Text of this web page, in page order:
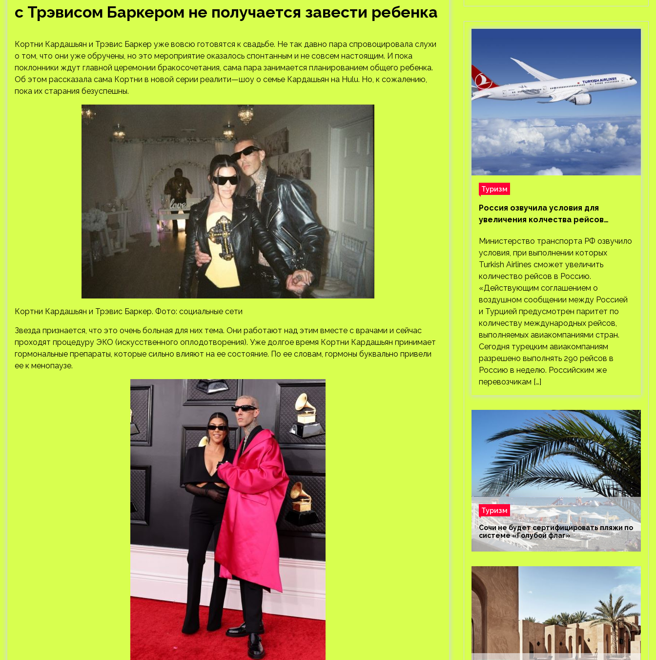
с Трэвисом Баркером не получается завести ребенка
Кортни Кардашьян и Трэвис Баркер уже вовсю готовятся к свадьбе. Не так давно пара спровоцировала слухи
о том, что они уже обручены, но это мероприятие оказалось спонтанным и не совсем настоящим. И пока
поклонники ждут главной церемонии бракосочетания, сама пара занимается планированием общего ребенка.
Об этом рассказала сама Кортни в новой серии реалити—шоу о семье Кардашьян на Hulu. Но, к сожалению,
пока их старания безуспешны.
Кортни Кардашьян и Трэвис Баркер. Фото: социальные сети
Звезда признается, что это очень больная для них тема. Они работают над этим вместе с врачами и сейчас
проходят процедуру ЭКО (искусственного оплодотворения). Уже долгое время Кортни Кардашьян принимает
гормональные препараты, которые сильно влияют на ее состояние. По ее словам, гормоны буквально привели
ее к менопаузе.
Туризм
Россия озвучила условия для
увеличения колчества рейсов
Министерство транспорта РФ озвучило
условия, при выполнении которых
Turkish Airlines сможет увеличить
количество рейсов в Россию.
«Действующим соглашением о
воздушном сообщении между Россией
и Турцией предусмотрен паритет по
количеству международных рейсов,
выполняемых авиакомпаниями стран.
Сегодня турецким авиакомпаниям
разрешено выполнять 290 рейсов в
Россию в неделю. Российским же
перевозчикам […]
Туризм
Сочи не будет сертифицировать пляжи по
системе «Голубой флаг»